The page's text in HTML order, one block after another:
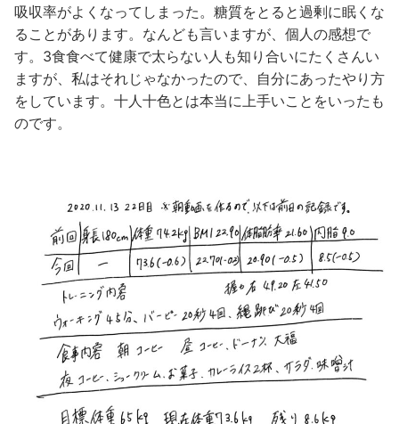
吸収率がよくなってしまった。糖質をとると過剰に眠くな
ることがあります。なんども言いますが、個人の感想で
す。3食食べて健康で太らない人も知り合いにたくさんい
ますが、私はそれじゃなかったので、自分にあったやり方
をしています。十人十色とは本当に上手いことをいったも
のです。